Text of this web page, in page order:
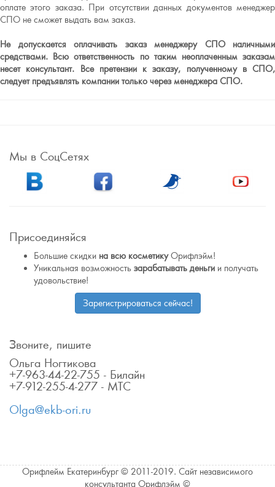
оплате этого заказа. При отсутствии данных документов менеджер
СПО не сможет выдать вам заказ.
Не допускается оплачивать заказ менеджеру СПО наличными
средствами. Всю ответственность по таким неоплаченным заказам
несет консультант. Все претензии к заказу, полученному в СПО,
следует предъявлять компании только через менеджера СПО.
Мы в СоцСетях
Присоединяйся
Большие скидки на всю косметикуОрифлэйм!
Уникальная возможность зарабатывать деньги и получать
удовольствие!
Зарегистрироваться сейчас!
Звоните, пишите
Ольга Ногтикова
+7-963-44-22-755 - Билайн
+7-912-255-4-277 - МТС
Olga@ekb-ori.ru
Орифлейм Екатеринбург © 2011-2019. Сайт независимого
консультанта Орифлэйм ©